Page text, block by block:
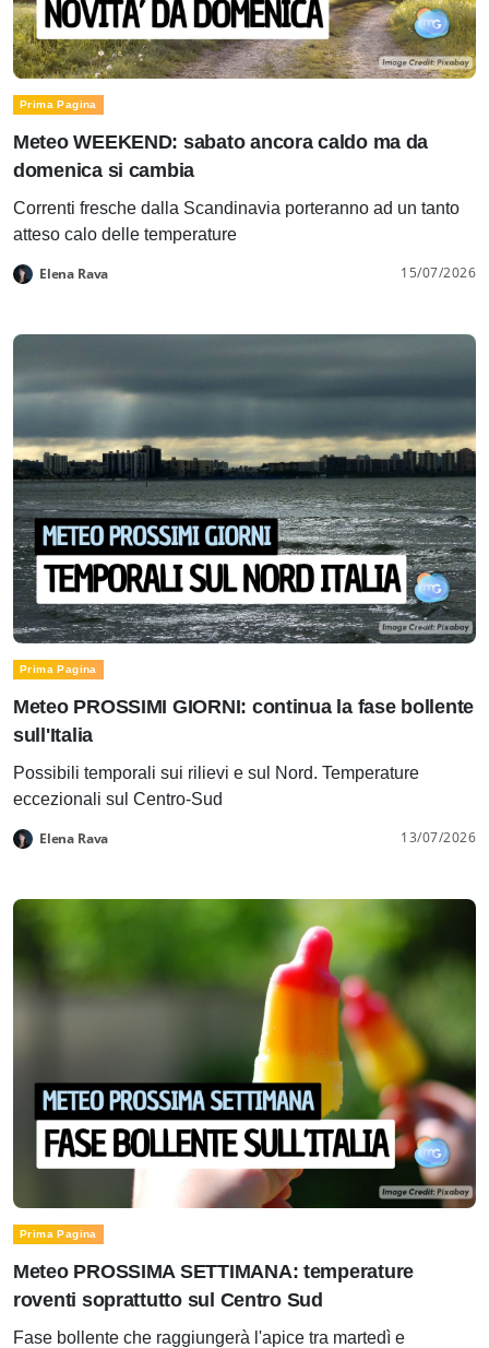
Prima Pagina
Meteo WEEKEND: sabato ancora caldo ma da
domenica si cambia
Correnti fresche dalla Scandinavia porteranno ad un tanto
atteso calo delle temperature
Elena Rava 15/07/2026
Prima Pagina
Meteo PROSSIMI GIORNI: continua la fase bollente
sull'Italia
Possibili temporali sui rilievi e sul Nord. Temperature
eccezionali sul Centro-Sud
Elena Rava 13/07/2026
Prima Pagina
Meteo PROSSIMA SETTIMANA: temperature
roventi soprattutto sul Centro Sud
Fase bollente che raggiungerà l'apice tra martedì e